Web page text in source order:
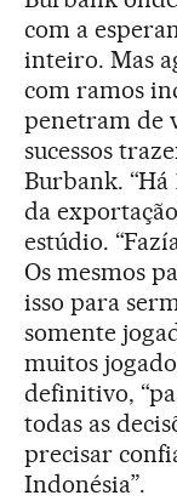
com a
inteiro. Mas
com ramos
penetram de
sucessos
Burbank. “Há
da
estúdio.
Os mesmos
isso para
somente
muitos
definitivo,
todas as
precisar
Indonésia”.